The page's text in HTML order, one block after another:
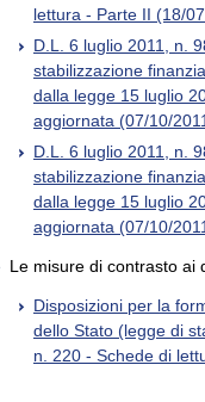
lettura - Parte II (18/
D.L. 6 luglio 2011, n.
stabilizzazione
dalla legge 15 luglio
aggiornata (07/10/
D.L. 6 luglio 2011, n.
stabilizzazione
dalla legge 15 luglio
aggiornata (07/10/
Le misure di contrasto ai
Disposizioni per la
dello Stato (legge di
n. 220 - Schede di